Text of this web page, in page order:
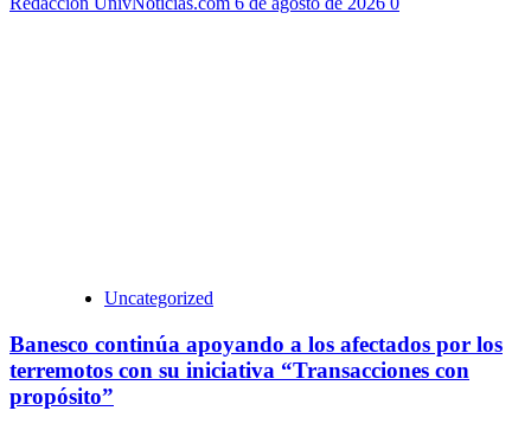
Uncategorized
Banesco continúa apoyando a los afectados por los
terremotos con su iniciativa “Transacciones con
propósito”